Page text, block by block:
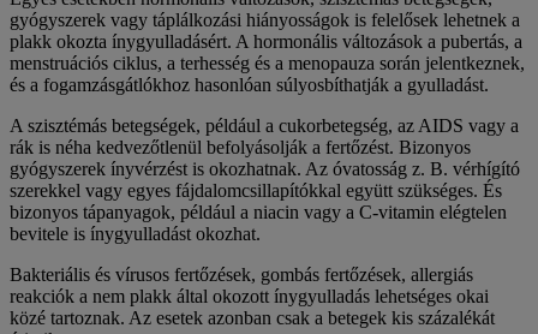
gyógyszerek vagy táplálkozási hiányosságok is felelősek lehetnek a
plakk okozta ínygyulladásért. A hormonális változások a pubertás, a
menstruációs ciklus, a terhesség és a menopauza során jelentkeznek,
és a fogamzásgátlókhoz hasonlóan súlyosbíthatják a gyulladást.
A szisztémás betegségek, például a cukorbetegség, az AIDS vagy a
rák is néha kedvezőtlenül befolyásolják a fertőzést. Bizonyos
gyógyszerek ínyvérzést is okozhatnak. Az óvatosság z. B. vérhígító
szerekkel vagy egyes fájdalomcsillapítókkal együtt szükséges. És
bizonyos tápanyagok, például a niacin vagy a C-vitamin elégtelen
bevitele is ínygyulladást okozhat.
Bakteriális és vírusos fertőzések, gombás fertőzések, allergiás
reakciók a nem plakk által okozott ínygyulladás lehetséges okai
közé tartoznak. Az esetek azonban csak a betegek kis százalékát